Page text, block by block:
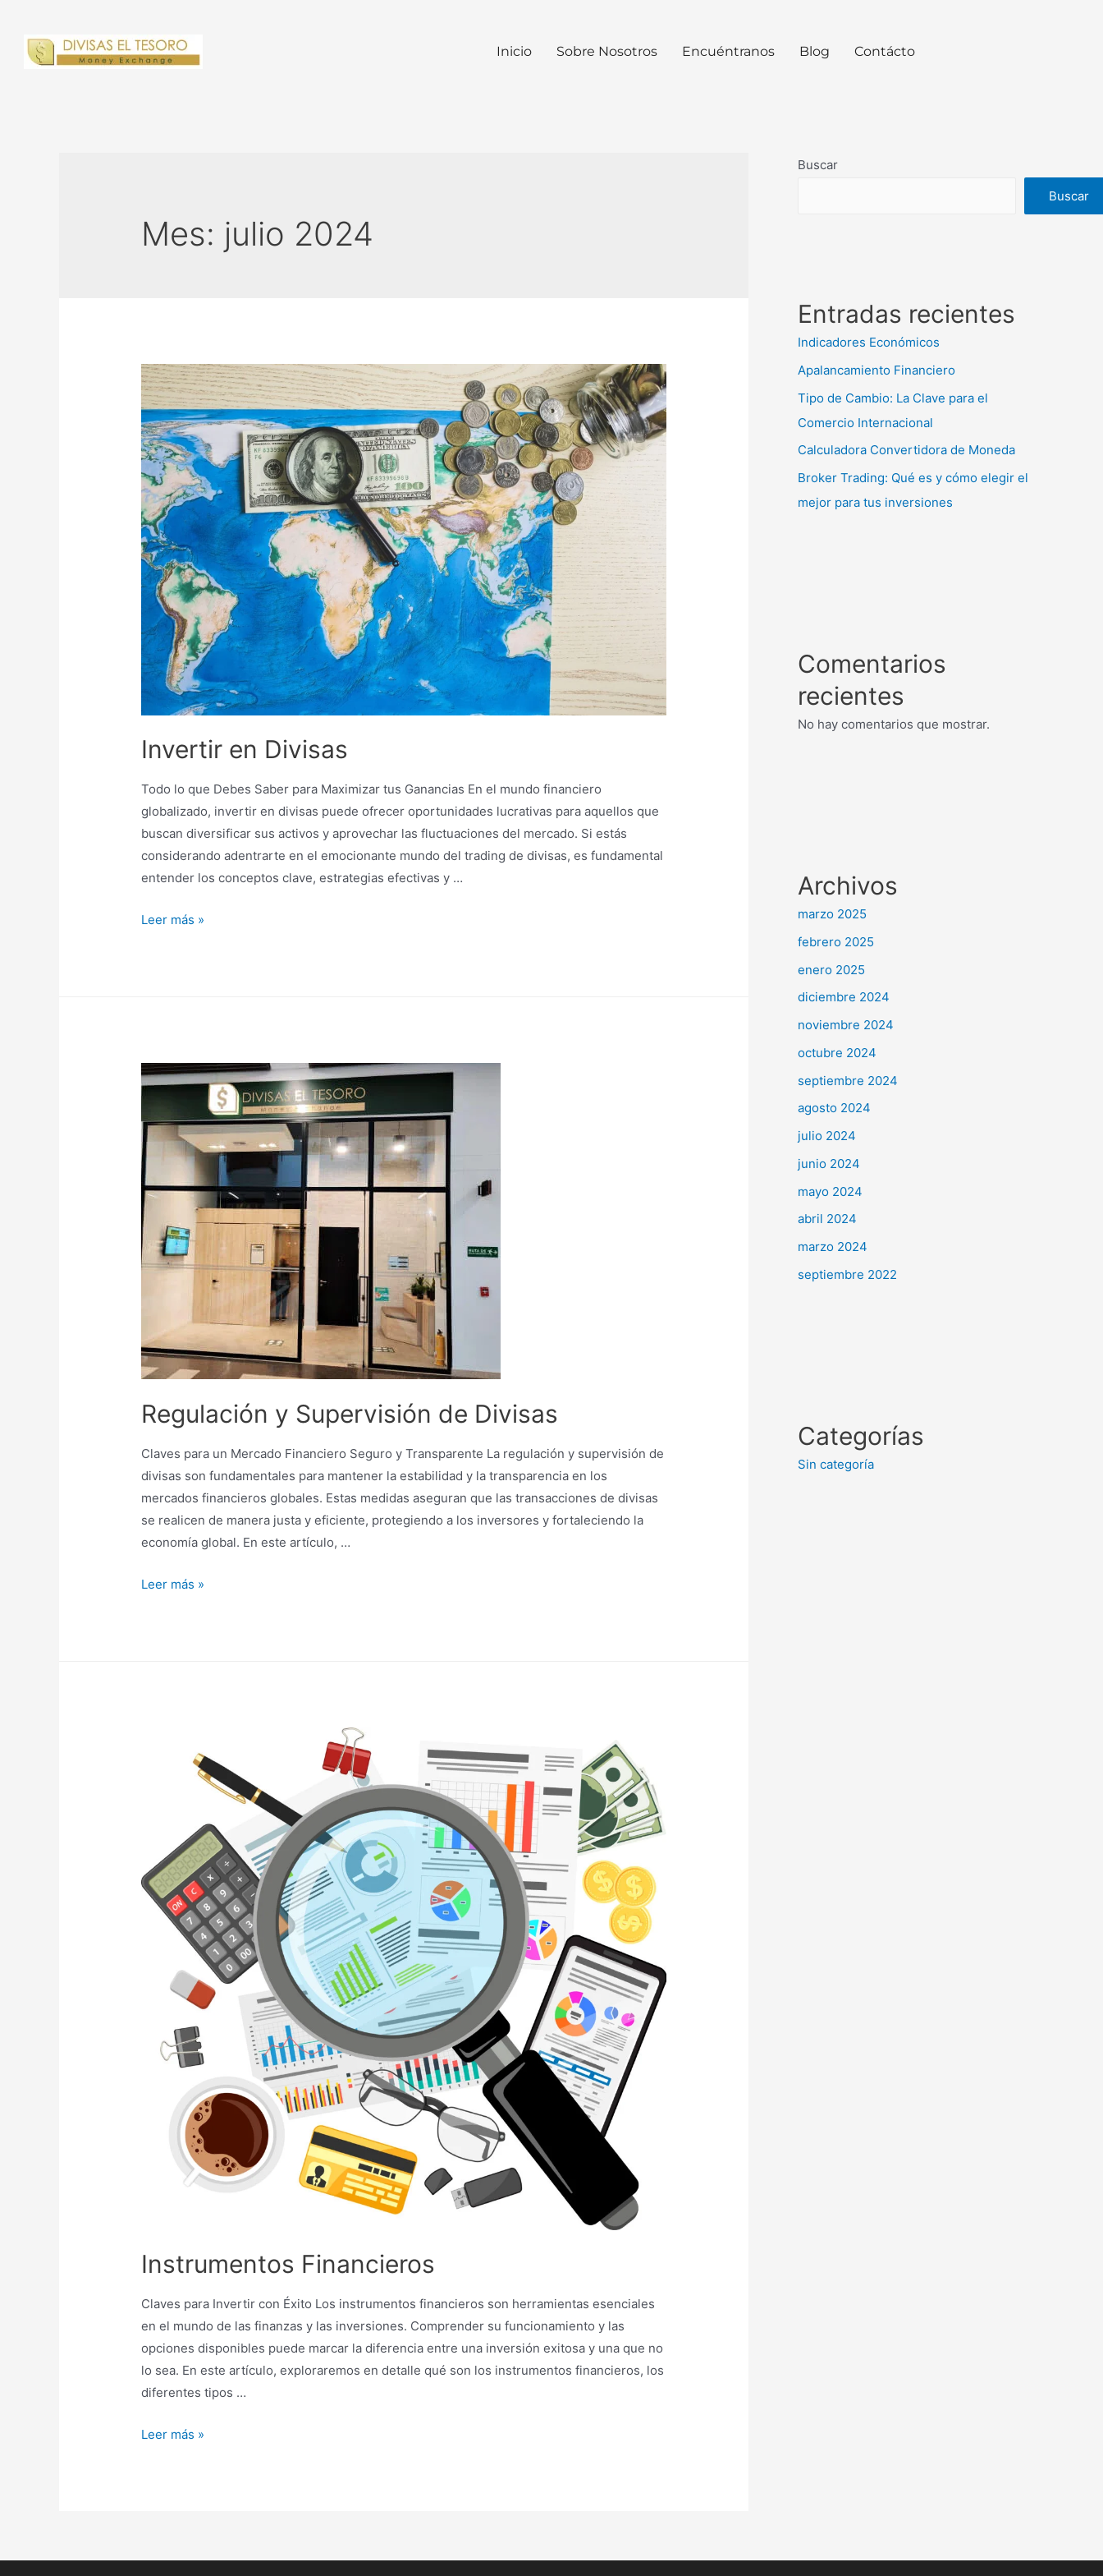
Inicio Sobre Nosotros Encuéntranos Blog Contácto
Mes: julio 2024
Invertir en Divisas
Todo lo que Debes Saber para Maximizar tus Ganancias En el mundo financiero
globalizado, invertir en divisas puede ofrecer oportunidades lucrativas para aquellos que
buscan diversificar sus activos y aprovechar las fluctuaciones del mercado. Si estás
considerando adentrarte en el emocionante mundo del trading de divisas, es fundamental
entender los conceptos clave, estrategias efectivas y …
Leer más »
Regulación y Supervisión de Divisas
Claves para un Mercado Financiero Seguro y Transparente La regulación y supervisión de
divisas son fundamentales para mantener la estabilidad y la transparencia en los
mercados financieros globales. Estas medidas aseguran que las transacciones de divisas
se realicen de manera justa y eficiente, protegiendo a los inversores y fortaleciendo la
economía global. En este artículo, …
Leer más »
Instrumentos Financieros
Claves para Invertir con Éxito Los instrumentos financieros son herramientas esenciales
en el mundo de las finanzas y las inversiones. Comprender su funcionamiento y las
opciones disponibles puede marcar la diferencia entre una inversión exitosa y una que no
lo sea. En este artículo, exploraremos en detalle qué son los instrumentos financieros, los
diferentes tipos …
Leer más »
Buscar
Buscar
Entradas recientes
Indicadores Económicos
Apalancamiento Financiero
Tipo de Cambio: La Clave para el
Comercio Internacional
Calculadora Convertidora de Moneda
Broker Trading: Qué es y cómo elegir el
mejor para tus inversiones
Comentarios
recientes
No hay comentarios que mostrar.
Archivos
marzo 2025
febrero 2025
enero 2025
diciembre 2024
noviembre 2024
octubre 2024
septiembre 2024
agosto 2024
julio 2024
junio 2024
mayo 2024
abril 2024
marzo 2024
septiembre 2022
Categorías
Sin categoría